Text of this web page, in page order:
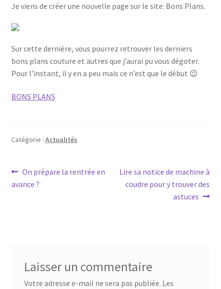
Commande validée
Contact
Page d’exemple
Panier
Je viens de créer une nouvelle page sur le site: Bons Plans.
Sur cette dernière, vous pourrez retrouver les derniers
bons plans couture et autres que j’aurai pu vous dégoter.
Pour l’instant, il y en a peu mais ce n’est que le début 😉
BONS PLANS
Catégorie : Actualités
Navigation
de
Article
précédent :
On prépare la rentrée en
avance ?
Article
suivant :
Lire sa notice de machine à
coudre pour y trouver des
astuces
Laisser un commentaire
Votre adresse e-mail ne sera pas publiée. Les